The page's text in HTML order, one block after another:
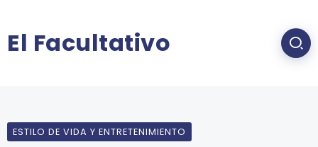
El Facultativo
ESTILO DE VIDA Y ENTRETENIMIENTO